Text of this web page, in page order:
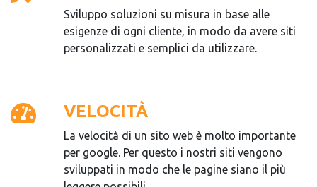
Sviluppo soluzioni su misura in base alle
esigenze di ogni cliente, in modo da avere siti
personalizzati e semplici da utilizzare.
VELOCITÀ
La velocità di un sito web è molto importante
per google. Per questo i nostri siti vengono
sviluppati in modo che le pagine siano il più